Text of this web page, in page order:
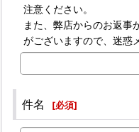
注意ください。
また、弊店からのお返事
がございますので、迷惑
件名 [必須]